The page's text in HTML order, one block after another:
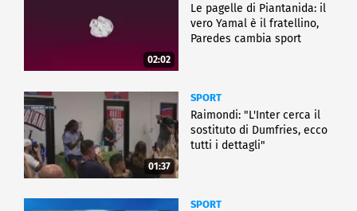
02:02
Le pagelle di Piantanida: il
vero Yamal è il fratellino,
Paredes cambia sport
01:37
SPORT
Raimondi: "L'Inter cerca il
sostituto di Dumfries, ecco
tutti i dettagli"
SPORT